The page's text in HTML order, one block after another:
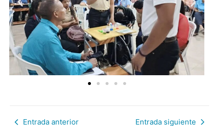
Entrada anterior Entrada siguiente